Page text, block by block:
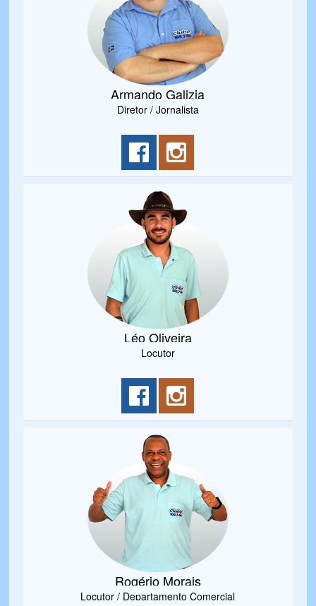
Armando Galizia
Diretor / Jornalista
Léo Oliveira
Locutor
Rogério Morais
Locutor / Departamento Comercial